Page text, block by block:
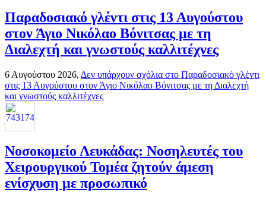
Παραδοσιακό γλέντι στις 13 Αυγούστου
στον Άγιο Νικόλαο Βόνιτσας με τη
Διαλεχτή και γνωστούς καλλιτέχνες
6 Αυγούστου 2026, Δεν υπάρχουν σχόλια στο Παραδοσιακό γλέντι
στις 13 Αυγούστου στον Άγιο Νικόλαο Βόνιτσας με τη Διαλεχτή
και γνωστούς καλλιτέχνες
Νοσοκομείο Λευκάδας: Νοσηλευτές του
Χειρουργικού Τομέα ζητούν άμεση
ενίσχυση με προσωπικό